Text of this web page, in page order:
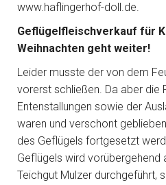
www.haflingerhof-doll.de.
Geflügelfleischverkauf für
Weihnachten geht weiter!
Leider musste der von dem
vorerst schließen. Da aber die
Entenstallungen sowie der
waren und verschont
des Geflügels fortgesetzt
Geflügels wird vorübergehend
Teichgut Mulzer durchgeführt,